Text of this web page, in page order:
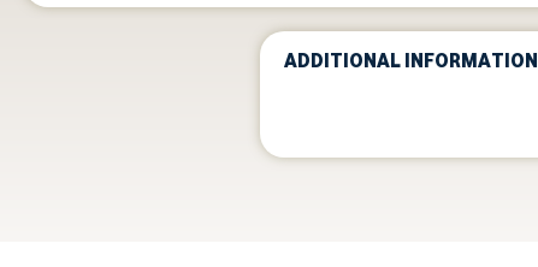
ADDITIONAL INFORMATION